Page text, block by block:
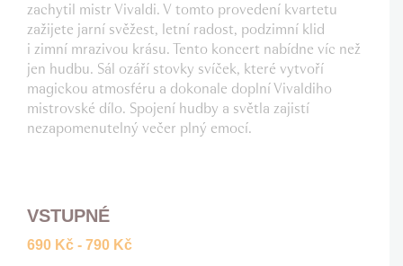
zachytil mistr Vivaldi. V tomto provedení kvartetu
zažijete jarní svěžest, letní radost, podzimní klid
i zimní mrazivou krásu. Tento koncert nabídne víc než
jen hudbu. Sál ozáří stovky svíček, které vytvoří
magickou atmosféru a dokonale doplní Vivaldiho
mistrovské dílo. Spojení hudby a světla zajistí
nezapomenutelný večer plný emocí.
VSTUPNÉ
690 Kč - 790 Kč